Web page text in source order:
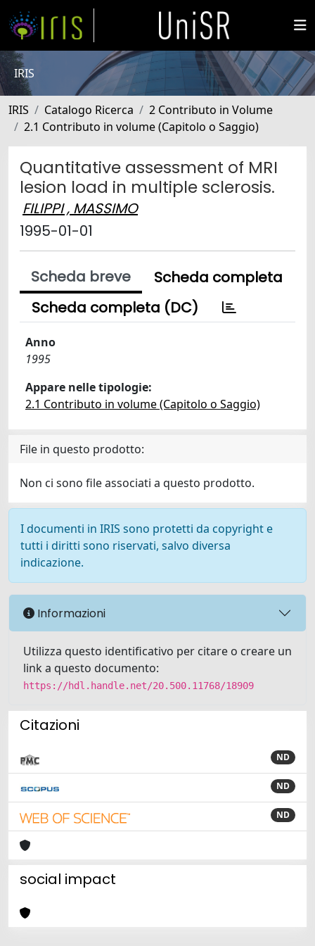
IRIS
IRIS Catalogo Ricerca
2 Contributo in Volume
2.1 Contributo in volume (Capitolo o Saggio)
Quantitative assessment of MRI
lesion load in multiple sclerosis.
FILIPPI , MASSIMO
1995-01-01
Scheda breve
Scheda completa
Scheda completa (DC)
Anno
1995
Appare nelle tipologie:
2.1 Contributo in volume (Capitolo o Saggio)
File in questo prodotto:
Non ci sono file associati a questo prodotto.
I documenti in IRIS sono protetti da copyright e
tutti i diritti sono riservati, salvo diversa
indicazione.
Informazioni
Utilizza questo identificativo per citare o creare un
link a questo documento:
https://hdl.handle.net/20.500.11768/18909
Citazioni
ND
ND
ND
social impact